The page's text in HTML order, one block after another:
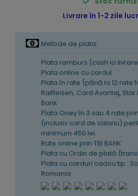
Livrare în 1-2 zile
Metode de plata:
Plata ramburs (cash la
Plata online cu cardul
Plata în rate (pănă la 12 rate
Raiffeisen, Card Avantaj, Star
Bank
Plata Oney în 3 sau 4 rate
(inclusiv card de salariu)
minimum 450 lei.
Rate online prin TBI BANK
Plata cu Ordin de plată
Plata cu carduri cadou tip :
Romania